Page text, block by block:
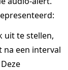
uit te stellen,
na een interval